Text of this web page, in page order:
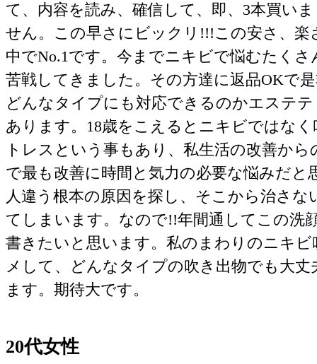
て、内容を読み、確信して、即、3本買い
せん。この早さにビックリ!!!この安さ、
中でNo.1です。今までニキビで悩むたく
苦戦してきました。その方達に返品OKで
どんなタイプにも対応できるのかエステ
あります。18歳をこえるとニキビではな
トレスという事もあり、私生活の改善か
で最も改善に時間と気力の必要な悩みだと
人違う根本の原因を探し、そこから治さ
てしまいます。なので!!年間通してこの洗
書きたいと思います。私のまわりのニキ
メして、どんなタイプの吹き出物でも大
ます。期待大です。
20代女性